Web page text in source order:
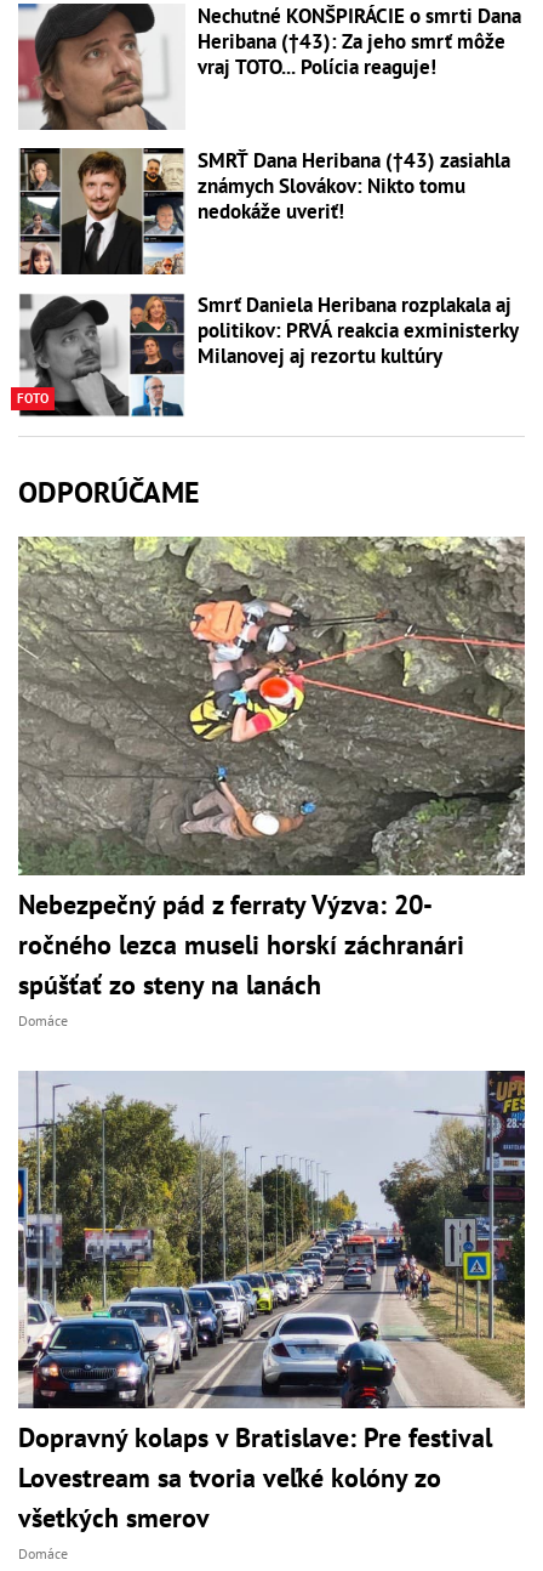
Nechutné KONŠPIRÁCIE o smrti Dana
Heribana (†43): Za jeho smrť môže
vraj TOTO... Polícia reaguje!
SMRŤ Dana Heribana (†43) zasiahla
známych Slovákov: Nikto tomu
nedokáže uveriť!
FOTO
Smrť Daniela Heribana rozplakala aj
politikov: PRVÁ reakcia exministerky
Milanovej aj rezortu kultúry
ODPORÚČAME
Nebezpečný pád z ferraty Výzva: 20-
ročného lezca museli horskí záchranári
spúšťať zo steny na lanách
Domáce
Dopravný kolaps v Bratislave: Pre festival
Lovestream sa tvoria veľké kolóny zo
všetkých smerov
Domáce